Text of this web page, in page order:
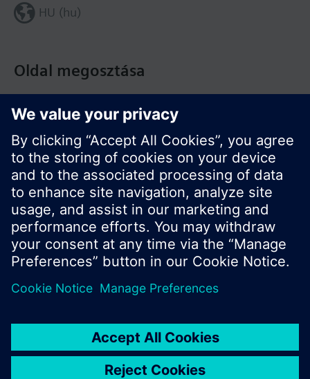
Oldal megosztása
HU (hu)
© Siemens Switzerland Ltd. Building Technologies
Division - 2016
A termékválaszték és az árak országonként
Biztonsági előírás
A felhasználás feltételei